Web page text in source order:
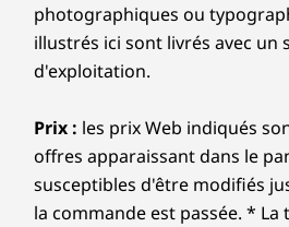
photographiques ou
illustrés ici sont livrés avec un
d'exploitation.
Prix : les prix Web indiqués
offres apparaissant dans le
susceptibles d'être modifiés
la commande est passée. *